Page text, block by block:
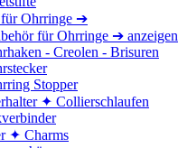
für Ohrringe ➔
für Ohrringe ➔ anzeigen
- Creolen - Brisuren
Stopper
✦ Collierschlaufen
✦ Charms